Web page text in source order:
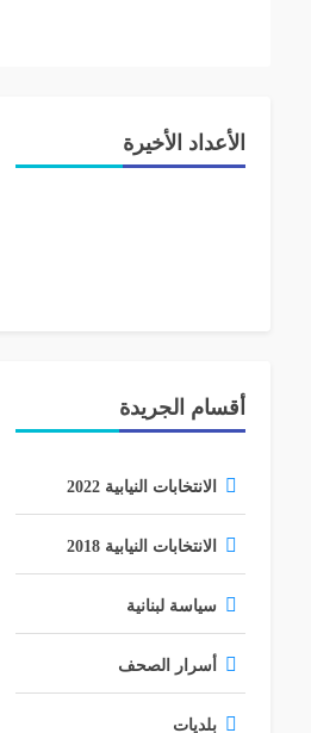
الأعداد الأخيرة
أقسام الجريدة
الانتخابات النيابية 2022
الانتخابات النيابية 2018
سياسة لبنانية
أسرار الصحف
بلديات